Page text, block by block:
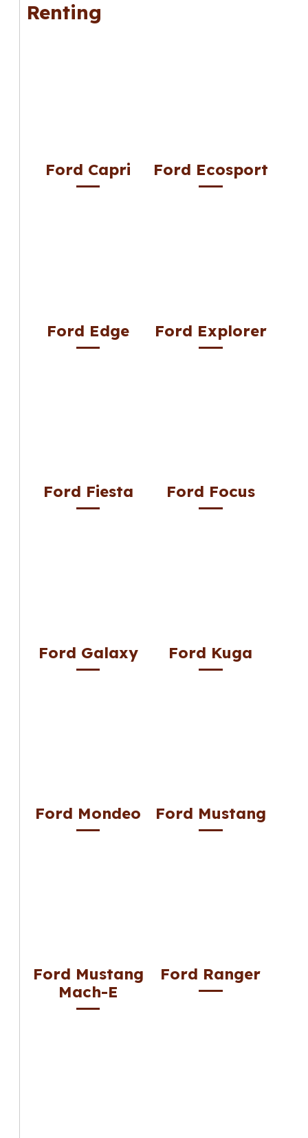
Renting
Ford Capri Ford Ecosport
Ford Edge Ford Explorer
Ford Fiesta Ford Focus
Ford Galaxy Ford Kuga
Ford Mondeo Ford Mustang
Ford Mustang
Mach-E
Ford Ranger